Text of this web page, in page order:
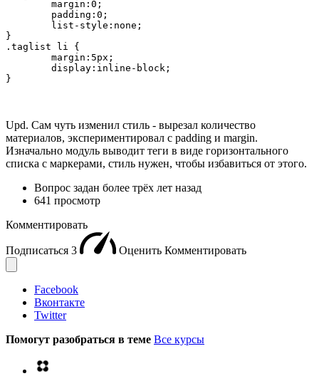
}
.taglist li {
}
Upd. Сам чуть изменил стиль - вырезал количество
материалов, экспериментировал с padding и margin.
Изначально модуль выводит теги в виде горизонтального
списка с маркерами, стиль нужен, чтобы избавиться от этого.
Вопрос задан более трёх лет назад
641 просмотр
Комментировать
Подписаться 3 Оценить Комментировать
Facebook
Вконтакте
Twitter
Помогут разобраться в теме Все курсы